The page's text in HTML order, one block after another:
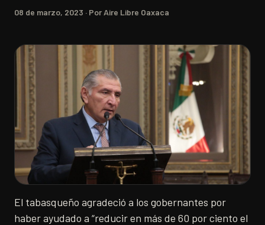
08 de marzo, 2023 · Por Aire Libre Oaxaca
El tabasqueño agradeció a los gobernantes por
haber ayudado a “reducir en más de 60 por ciento el